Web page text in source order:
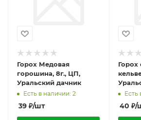
Горох Медовая
горошина, 8г., ЦП,
Уральский дачник
Есть в наличии: 2
39 ₽/шт
Горох
Есть
40 ₽/